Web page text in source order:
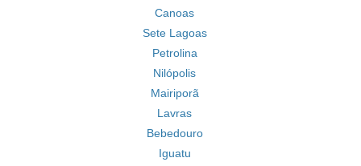
Canoas
Sete Lagoas
Petrolina
Nilópolis
Mairiporã
Lavras
Bebedouro
Iguatu